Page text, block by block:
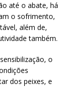
até o abate, há
o sofrimento,
além de,
também.
o
dos peixes, e